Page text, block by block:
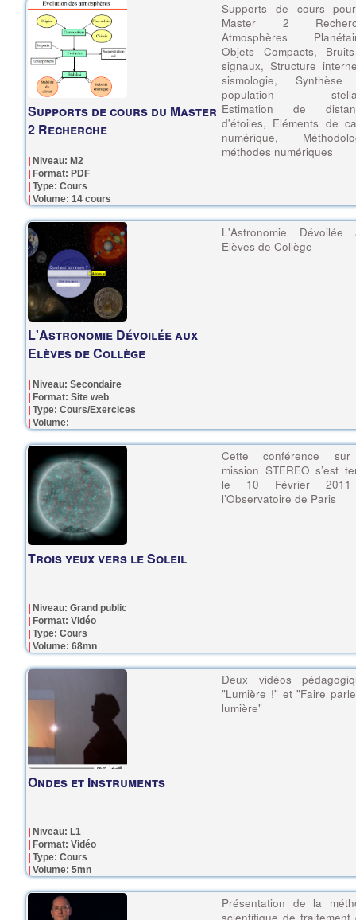
Supports de cours du Master
2 Recherche
Niveau: M2
Format: PDF
Type: Cours
Volume: 14 cours
Supports de cours
Master 2
Atmosphères
Objets Compacts,
signaux, Structure
sismologie,
population
Estimation de
d'étoiles, Eléments de
numérique,
méthodes numériques
L'Astronomie Dévoilée aux
Elèves de Collège
Niveau: Secondaire
Format: Site web
Type: Cours/Exercices
Volume:
L'Astronomie Dévoilée
Elèves de Collège
Trois yeux vers le Soleil
Niveau: Grand public
Format: Vidéo
Type: Cours
Volume: 68mn
Cette conférence
mission STEREO s’est
le 10 Février
l’Observatoire de Paris
Ondes et Instruments
Niveau: L1
Format: Vidéo
Type: Cours
Volume: 5mn
Deux vidéos
"Lumière !" et "Faire
lumière"
Présentation de la